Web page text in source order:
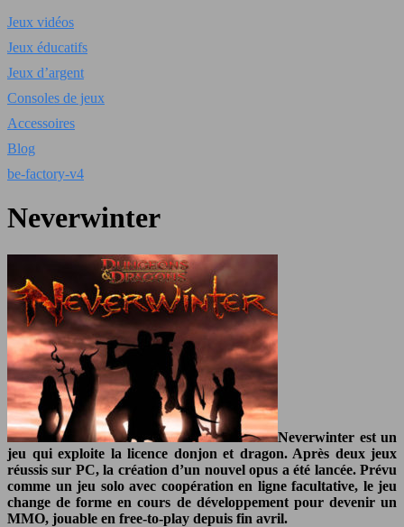
Jeux vidéos
Jeux éducatifs
Jeux d’argent
Consoles de jeux
Accessoires
Blog
be-factory-v4
Neverwinter
Neverwinter est un
jeu qui exploite la licence donjon et dragon. Après deux jeux
réussis sur PC, la création d’un nouvel opus a été lancée. Prévu
comme un jeu solo avec coopération en ligne facultative, le jeu
change de forme en cours de développement pour devenir un
MMO, jouable en free-to-play depuis fin avril.